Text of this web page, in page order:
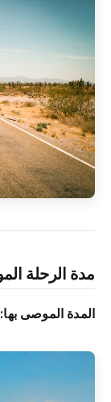
مدة الرحلة
المدة الموصى بها: